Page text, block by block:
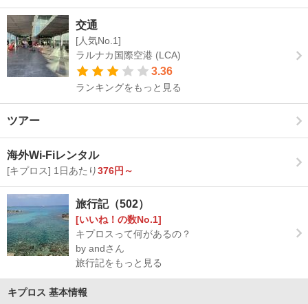
交通
[人気No.1]
ラルナカ国際空港 (LCA)
3.36
ランキングをもっと見る
ツアー
海外Wi-Fiレンタル
[キプロス] 1日あたり376円～
旅行記（502）
[いいね！の数No.1]
キプロスって何があるの？
by andさん
旅行記をもっと見る
キプロス 基本情報